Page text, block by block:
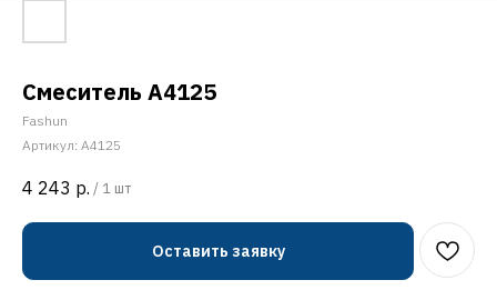
Смеситель A4125
Fashun
Артикул: A4125
4 243 р. / 1 шт
Оставить заявку